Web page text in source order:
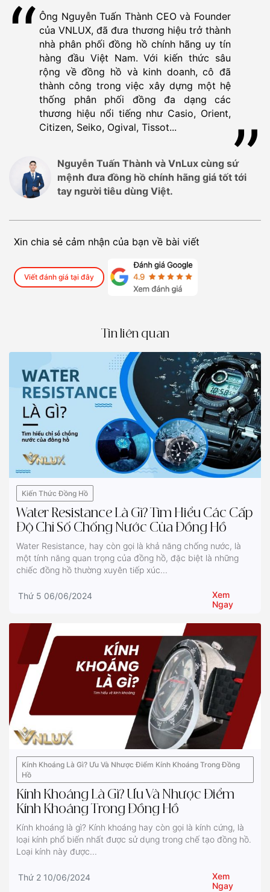
Ông Nguyễn Tuấn Thành CEO và Founder
của VNLUX, đã đưa thương hiệu trở thành
nhà phân phối đồng hồ chính hãng uy tín
hàng đầu Việt Nam. Với kiến thức sâu
rộng về đồng hồ và kinh doanh, cô đã
thành công trong việc xây dựng một hệ
thống phân phối đồng đa dạng các
thương hiệu nổi tiếng như Casio, Orient,
Citizen, Seiko, Ogival, Tissot...
Nguyễn Tuấn Thành và VnLux cùng sứ
mệnh đưa đồng hồ chính hãng giá tốt tới
tay người tiêu dùng Việt.
Xin chia sẻ cảm nhận của bạn về bài viết
Viết đánh giá tại đây
Tin liên quan
Kiến Thức Đồng Hồ
Water Resistance Là Gì? Tìm Hiểu Các Cấp
Độ Chỉ Số Chống Nước Của Đồng Hồ
Water Resistance, hay còn gọi là khả năng chống nước, là
một tính năng quan trọng của đồng hồ, đặc biệt là những
chiếc đồng hồ thường xuyên tiếp xúc...
Thứ 5 06/06/2024
Xem
Ngay
Kính Khoáng Là Gì? Ưu Và Nhược Điểm Kính Khoáng Trong Đồng
Hồ
Kính Khoáng Là Gì? Ưu Và Nhược Điểm
Kính Khoáng Trong Đồng Hồ
Kính khoáng là gì? Kính khoáng hay còn gọi là kính cứng, là
loại kính phổ biến nhất được sử dụng trong chế tạo đồng hồ.
Loại kính này được...
Thứ 2 10/06/2024
Xem
Ngay